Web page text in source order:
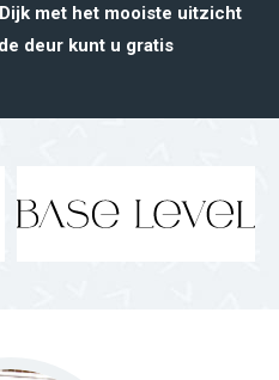
met het mooiste uitzicht
deur kunt u gratis